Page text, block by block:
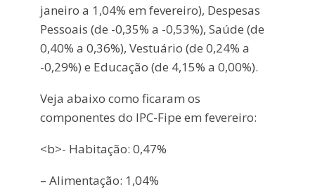
janeiro a 1,04% em fevereiro), Despesas
Pessoais (de -0,35% a -0,53%), Saúde (de
0,40% a 0,36%), Vestuário (de 0,24% a
-0,29%) e Educação (de 4,15% a 0,00%).
Veja abaixo como ficaram os
componentes do IPC-Fipe em fevereiro:
<b>- Habitação: 0,47%
– Alimentação: 1,04%